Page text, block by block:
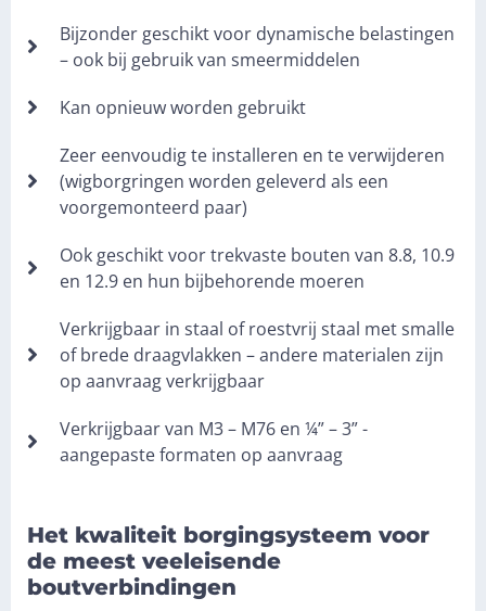
Bijzonder geschikt voor dynamische belastingen
– ook bij gebruik van smeermiddelen
Kan opnieuw worden gebruikt
Zeer eenvoudig te installeren en te verwijderen
(wigborgringen worden geleverd als een
voorgemonteerd paar)
Ook geschikt voor trekvaste bouten van 8.8, 10.9
en 12.9 en hun bijbehorende moeren
Verkrijgbaar in staal of roestvrij staal met smalle
of brede draagvlakken – andere materialen zijn
op aanvraag verkrijgbaar
Verkrijgbaar van M3 – M76 en ¼” – 3” -
aangepaste formaten op aanvraag
Het kwaliteit borgingsysteem voor
de meest veeleisende
boutverbindingen